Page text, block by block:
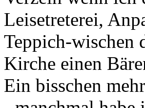
Leisetreterei,
Teppich-wischen
Kirche einen
Ein bisschen